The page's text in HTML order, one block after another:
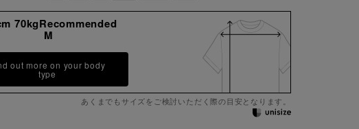
70kgRecommended
M
out more on your body
type
あくまでもサイズをご検討いただく際の目安となります。